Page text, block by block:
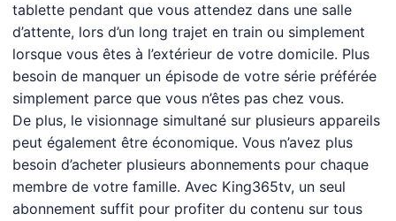
tablette pendant que vous attendez dans une salle
d’attente, lors d’un long trajet en train ou simplement
lorsque vous êtes à l’extérieur de votre domicile. Plus
besoin de manquer un épisode de votre série préférée
simplement parce que vous n’êtes pas chez vous.
De plus, le visionnage simultané sur plusieurs appareils
peut également être économique. Vous n’avez plus
besoin d’acheter plusieurs abonnements pour chaque
membre de votre famille. Avec King365tv, un seul
abonnement suffit pour profiter du contenu sur tous